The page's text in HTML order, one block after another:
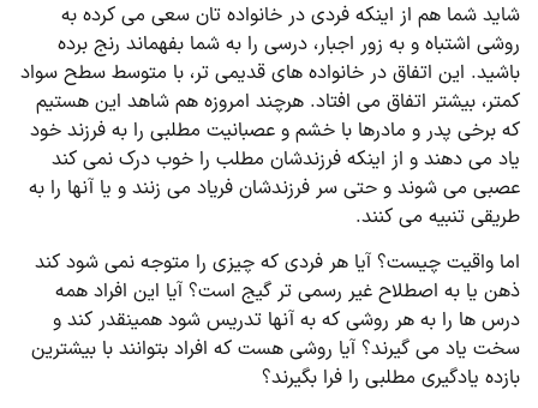
شاید شما هم از اینکه فردی در خانواده تان سعی می کرده به
روشی اشتباه و به زور اجبار، درسی را به شما بفهماند رنج برده
باشید. این اتفاق در خانواده های قدیمی تر، با متوسط سطح سواد
کمتر، بیشتر اتفاق می افتاد. هرچند امروزه هم شاهد این هستیم
که برخی پدر و مادرها با خشم و عصبانیت مطلبی را به فرزند خود
یاد می دهند و از اینکه فرزندشان مطلب را خوب درک نمی کند
عصبی می شوند و حتی سر فرزندشان فریاد می زنند و یا آنها را به
طریقی تنبیه می کنند.
اما واقیت چیست؟ آیا هر فردی که چیزی را متوجه نمی شود کند
ذهن یا به اصطلاح غیر رسمی تر گیج است؟ آیا این افراد همه
درس ها را به هر روشی که به آنها تدریس شود همینقدر کند و
سخت یاد می گیرند؟ آیا روشی هست که افراد بتوانند با بیشترین
بازده یادگیری مطلبی را فرا بگیرند؟